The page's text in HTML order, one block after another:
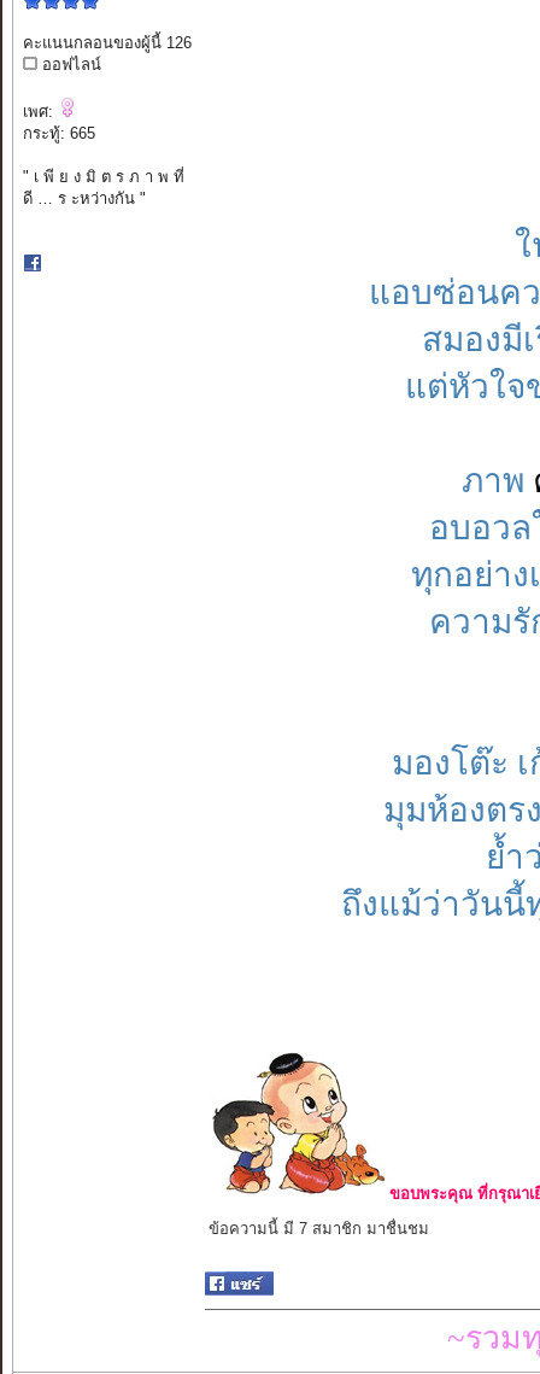
คะแนนกลอนของผู้นี้ 126
ออฟไลน์
เพศ:
กระทู้: 665
" เ พี ย ง มิ ต ร ภ า พ ที่
ดี … ร ะหว่างกัน "
แอบซ่อนคว
สมองมี
แต่หัวใ
ภาพ
อบอวล
ทุกอย่าง
ความรั
มองโต๊ะ
มุมห้องตร
ย้ำ
ถึงแม้ว่าวันนี้
ขอบพระคุณ ที่กรุณาเ
ข้อความนี้ มี 7 สมาชิก มาชื่นชม
~รวม